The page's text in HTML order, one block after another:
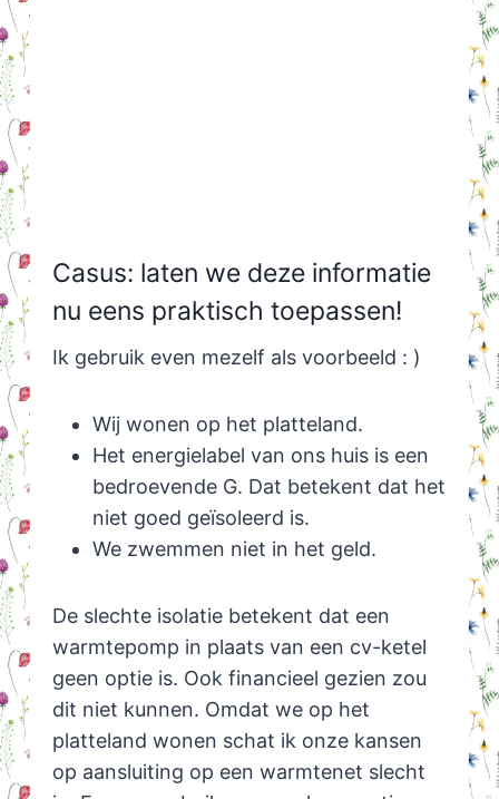
Casus: laten we deze informatie
nu eens praktisch toepassen!
Ik gebruik even mezelf als voorbeeld : )
Wij wonen op het platteland.
Het energielabel van ons huis is een
bedroevende G. Dat betekent dat het
niet goed geïsoleerd is.
We zwemmen niet in het geld.
De slechte isolatie betekent dat een
warmtepomp in plaats van een cv-ketel
geen optie is. Ook financieel gezien zou
dit niet kunnen. Omdat we op het
platteland wonen schat ik onze kansen
op aansluiting op een warmtenet slecht